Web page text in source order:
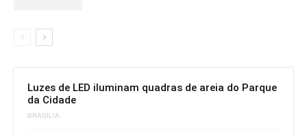
Luzes de LED iluminam quadras de areia do Parque
da Cidade
BRASÍLIA